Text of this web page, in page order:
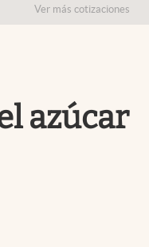
Colombia
Ver más cotizaciones
azúcar